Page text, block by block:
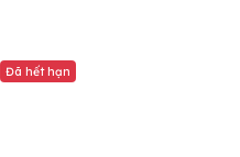
Đã hết hạn